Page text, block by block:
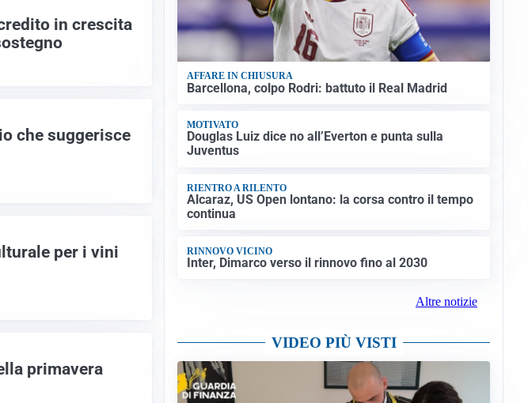
in crescita
che suggerisce
per i vini
primavera
AFFARE IN CHIUSURA
Barcellona, colpo Rodri: battuto il Real Madrid
MOTIVATO
Douglas Luiz dice no all’Everton e punta sulla
Juventus
RIENTRO A RILENTO
Alcaraz, US Open lontano: la corsa contro il tempo
continua
RINNOVO VICINO
Inter, Dimarco verso il rinnovo fino al 2030
Altre notizie
VIDEO PIÙ VISTI